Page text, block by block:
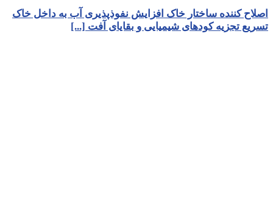
اصلاح کننده ساختار خاک افزایش نفوذپذیری آب به داخل خاک
تسریع تجزیه کودهای شیمیایی و بقایای آفت [...]